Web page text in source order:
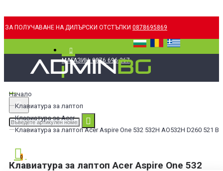
ЗА ПОЛУЧАВАНЕ НА ДИЛЪРСКИ ОТСТЪПКИ 0878695869
МАГАЗИН: 0876 696 367
0
Начало
Клавиатура за лаптоп
Клавиатура за Acer
Клавиатура за лаптоп Acer Aspire One 532 532H AO532H D260 521
Клавиатура за лаптоп Acer Aspire One 532